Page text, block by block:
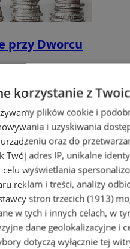
przy Dworcu
korzystanie z
plików cookie i
i uzyskiwania
oraz do
Twój adres IP, unikalne
celu wyświetlania
reklam i treści, analizy
stron trzecich (1913)
w tych i innych celach, w
dane geolokalizacyjne i
dotyczą wyłącznie tej